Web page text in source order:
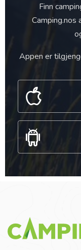
Finn
Camping.nos
Appen er